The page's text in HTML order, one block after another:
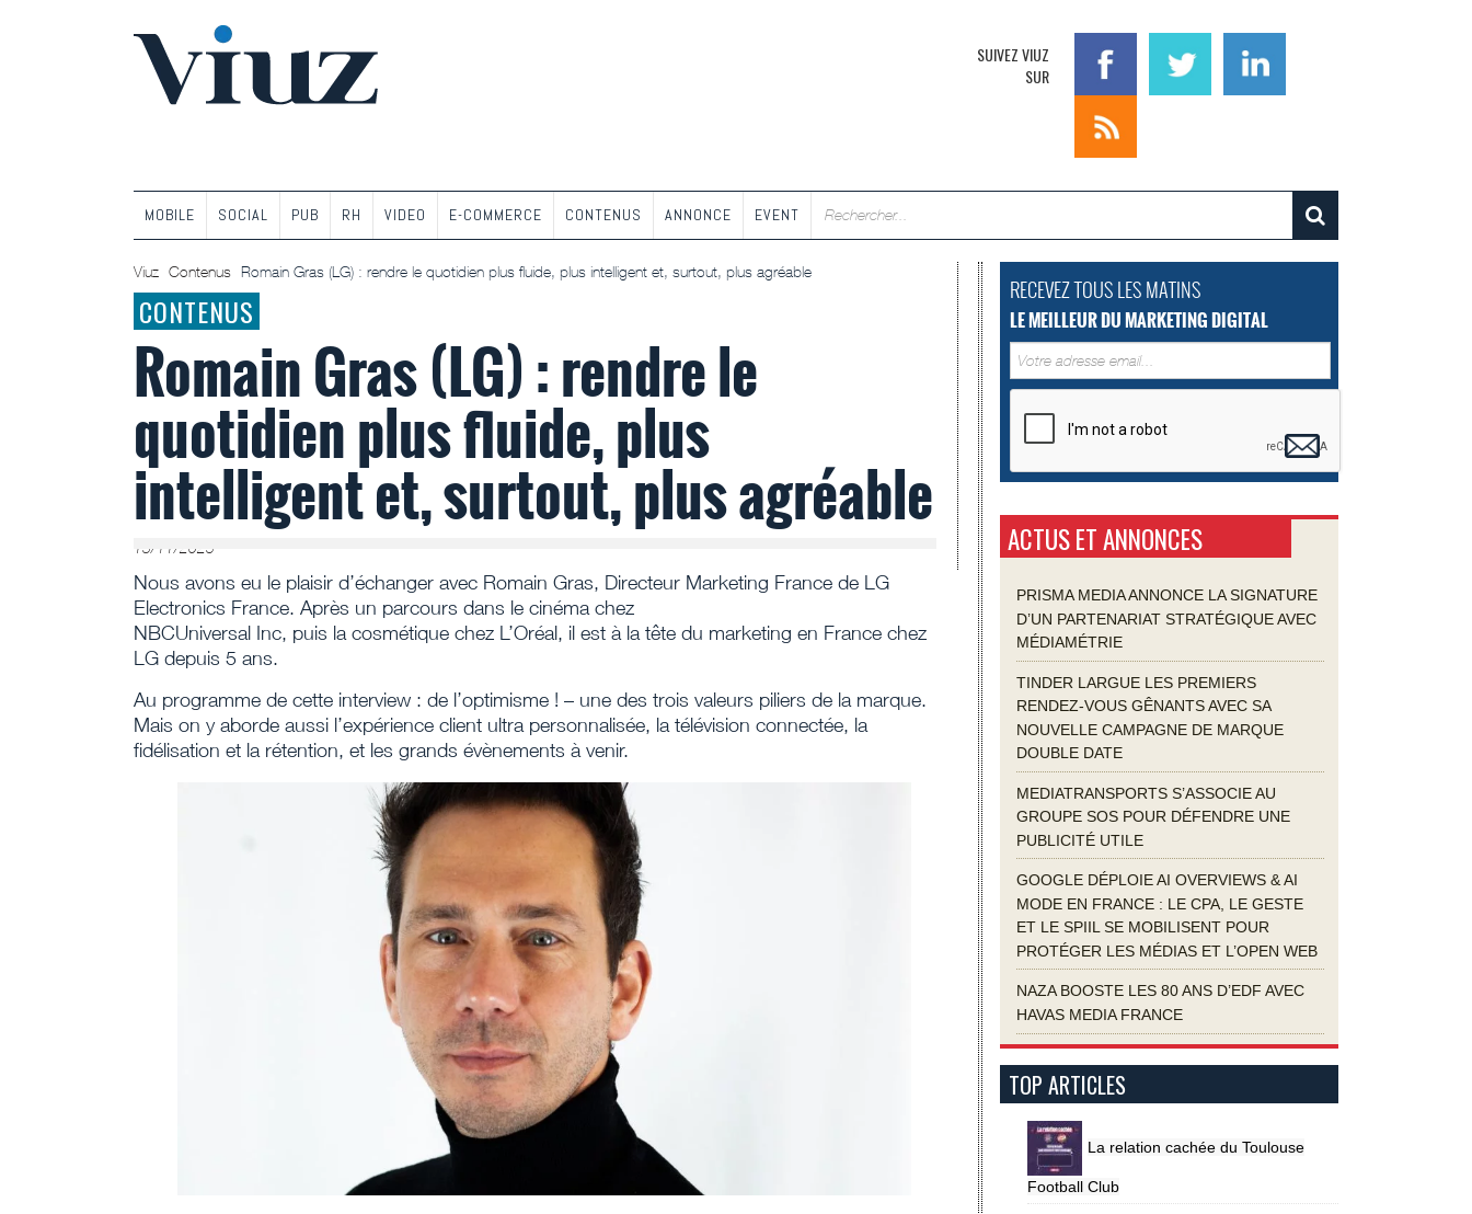
SUIVEZ VIUZ
SUR
MOBILE SOCIAL PUB RH VIDEO E-COMMERCE CONTENUS ANNONCE EVENT
Viuz Contenus Romain Gras (LG) : rendre le quotidien plus fluide, plus intelligent et, surtout, plus agréable
CONTENUS
Romain Gras (LG) : rendre le
quotidien plus fluide, plus
intelligent et, surtout, plus agréable
13/11/2025
Nous avons eu le plaisir d’échanger avec Romain Gras, Directeur Marketing France de LG
Electronics France. Après un parcours dans le cinéma chez
NBCUniversal Inc, puis la cosmétique chez L’Oréal, il est à la tête du marketing en France chez
LG depuis 5 ans.
Au programme de cette interview : de l’optimisme ! – une des trois valeurs piliers de la marque.
Mais on y aborde aussi l’expérience client ultra personnalisée, la télévision connectée, la
fidélisation et la rétention, et les grands évènements à venir.
RECEVEZ TOUS LES MATINS
LE MEILLEUR DU MARKETING DIGITAL
ACTUS ET ANNONCES
PRISMA MEDIA ANNONCE LA SIGNATURE
D’UN PARTENARIAT STRATÉGIQUE AVEC
MÉDIAMÉTRIE
TINDER LARGUE LES PREMIERS
RENDEZ-VOUS GÊNANTS AVEC SA
NOUVELLE CAMPAGNE DE MARQUE
DOUBLE DATE
MEDIATRANSPORTS S’ASSOCIE AU
GROUPE SOS POUR DÉFENDRE UNE
PUBLICITÉ UTILE
GOOGLE DÉPLOIE AI OVERVIEWS & AI
MODE EN FRANCE : LE CPA, LE GESTE
ET LE SPIIL SE MOBILISENT POUR
PROTÉGER LES MÉDIAS ET L’OPEN WEB
NAZA BOOSTE LES 80 ANS D’EDF AVEC
HAVAS MEDIA FRANCE
TOP ARTICLES
La relation cachée du Toulouse
Football Club